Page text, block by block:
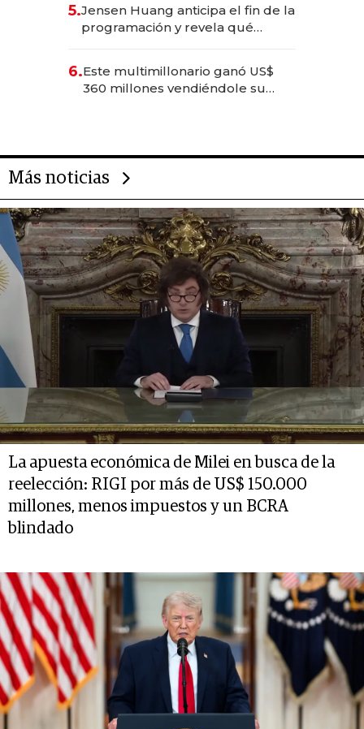
transformadoras
5.Jensen Huang anticipa el fin de la
programación y revela qué
6.Este multimillonario ganó US$
360 millones vendiéndole su
Más noticias
La apuesta económica de Milei en busca de la
reelección: RIGI por más de US$ 150.000
millones, menos impuestos y un BCRA
blindado